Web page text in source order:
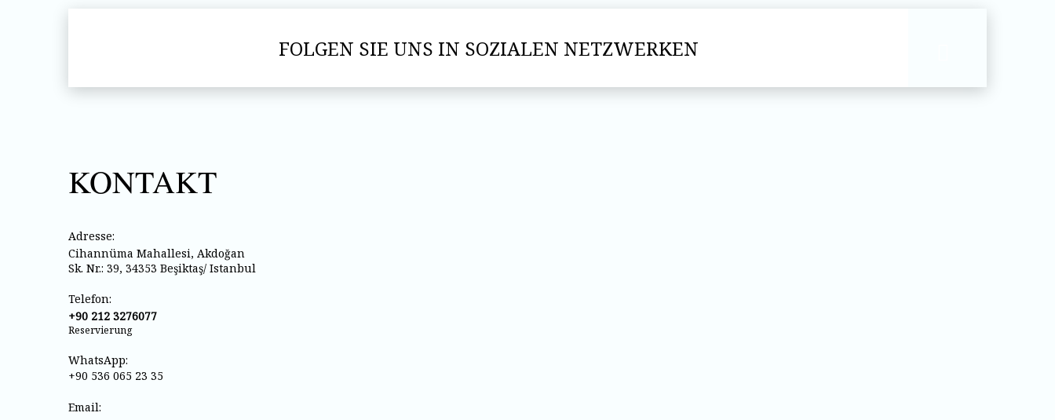
FOLGEN SIE UNS IN SOZIALEN NETZWERKEN
KONTAKT
Adresse:
Cihannüma Mahallesi, Akdoğan
Sk. Nr.: 39, 34353 Beşiktaş/ Istanbul
Telefon:
+90 212 3276077
Reservierung
WhatsApp:
+90 536 065 23 35
Email: